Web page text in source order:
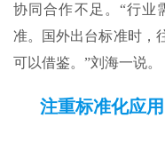
协同合作不足。“行业
准。国外出台标准时，
可以借鉴。”刘海一说。
注重标准化应